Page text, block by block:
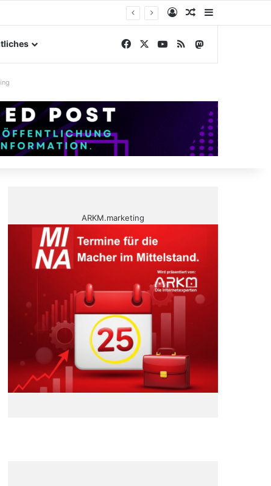
AnmeldenZufälliger
Facebook YouTube
RSS
ARKM.marketing